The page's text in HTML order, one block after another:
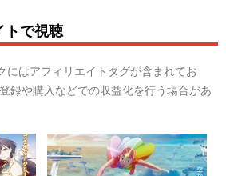
トで視聴
にはアフィリエイトタグが含まれてお
録や購入などでの収益化を行う場合があ